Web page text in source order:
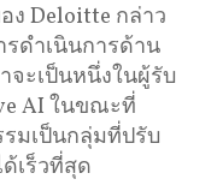
Deloitte กล่าว
รดำเนินการด้าน
ะเป็นหนึ่งในผู้รับ
AI ในขณะที่
มเป็นกลุ่มที่ปรับ
เร็วที่สุด